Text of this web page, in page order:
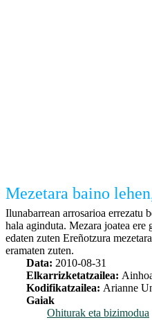
Mezetara baino
Ilunabarrean arrosarioa errezatu
hala aginduta. Mezara joatea ere
edaten zuten Ereñotzura
eramaten zuten.
Data: 2010-08-31
Elkarrizketatzailea:
Kodifikatzailea: Arianne
Gaiak
Ohiturak eta bizimodua